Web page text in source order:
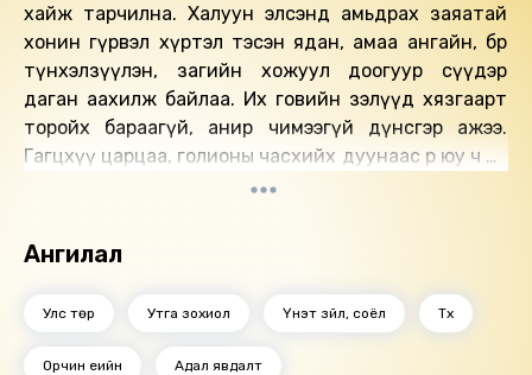
хайж тарчилна. Халуун элсэнд амьдрах заяатай
хонин гүрвэл хүртэл тэсэн ядан, амаа ангайн, бөөрөө
түнхэлзүүлэн, загийн хожуул доогуур сүүдэр
даган аахилж байлаа. Их говийн зэлүүд хязгаарт
торойх бараагүй, анир чимээгүй дүнсгэр ажээ.
Гагцхүү царцаа, голионы часхийх дуунаас өөр юу ч үл
сонсогдох дүлий шар элсэн дунд гэв гэнэт нэгэн
эсвэл түүнээс цочин бишүүрхэх нэгээхэн ч амьтан
энэхүү илчилгүй их цөлийн дунд огтхон ч
байсангүй. Бүртэлзэн шовсхийсэн тэр нэгэн нь
загийн үжир үндсээр таяг хийж тулсан, хижээл
Ангилал
Улс төр Утга зохиол Үнэт зүйл, соёл Түүх
Орчин үеийн Адал явдалт